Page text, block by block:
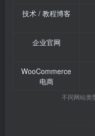
技术 / 教程博客
企业官网
WooCommerce
电商
不同网站类